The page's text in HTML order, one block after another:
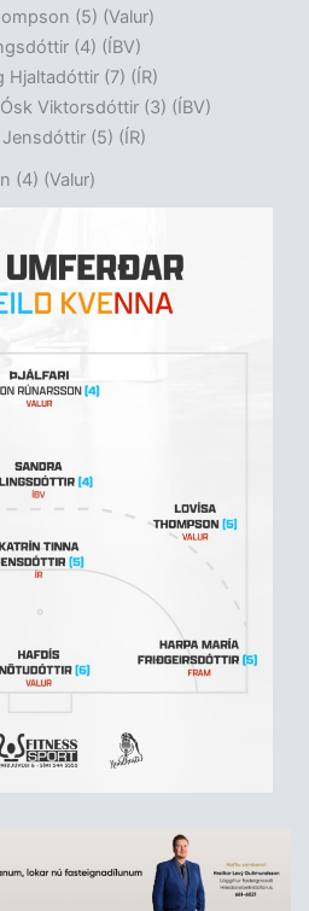
(5) (Valur)
(4) (ÍBV)
(7) (ÍR)
Viktorsdóttir (3) (ÍBV)
(5) (ÍR)
(4) (Valur)